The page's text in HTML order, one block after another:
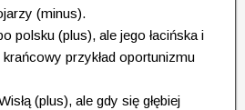
(minus).
polsku (plus), ale jego łacińska i
przykład oportunizmu
(plus), ale gdy się głębiej